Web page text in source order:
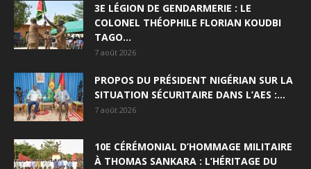
3E LÉGION DE GENDARMERIE : LE
COLONEL THÉOPHILE FLORIAN KOUDBI
TAGO...
7 août 2026
PROPOS DU PRÉSIDENT NIGÉRIAN SUR LA
SITUATION SÉCURITAIRE DANS L’AES :...
7 août 2026
10E CÉRÉMONIAL D’HOMMAGE MILITAIRE
À THOMAS SANKARA : L’HÉRITAGE DU